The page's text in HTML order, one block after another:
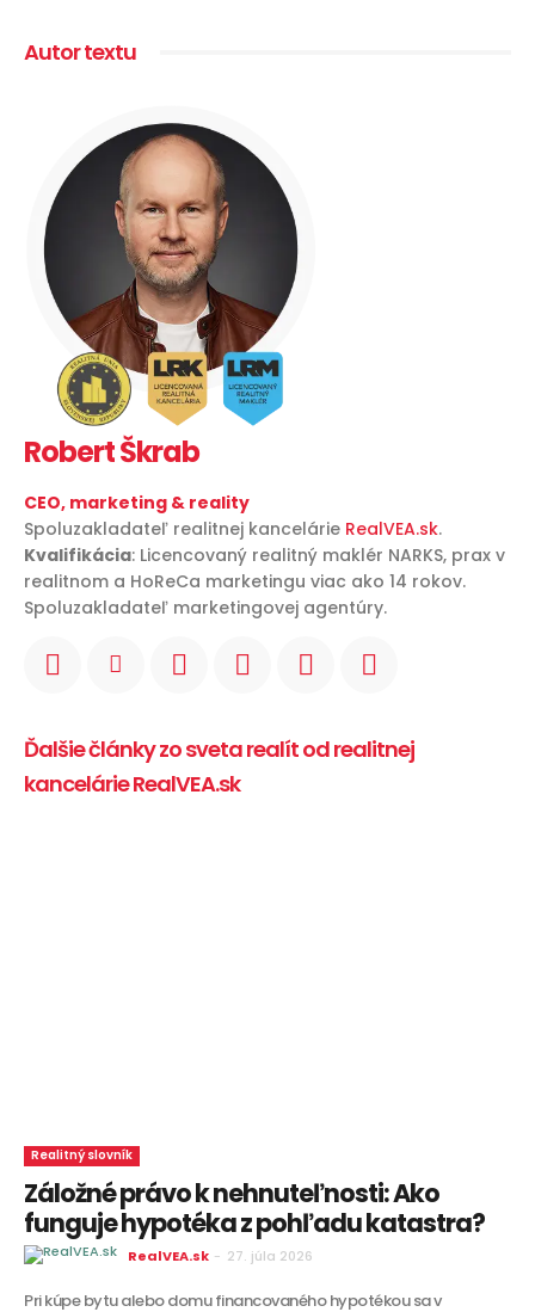
Autor textu
Robert Škrab
CEO, marketing & reality
Spoluzakladateľ realitnej kancelárie RealVEA.sk.
Kvalifikácia: Licencovaný realitný maklér NARKS, prax v
realitnom a HoReCa marketingu viac ako 14 rokov.
Spoluzakladateľ marketingovej agentúry.
Ďalšie články zo sveta realít od realitnej
kancelárie RealVEA.sk
Realitný slovník
Záložné právo k nehnuteľnosti: Ako
funguje hypotéka z pohľadu katastra?
RealVEA.sk - 27. júla 2026
Pri kúpe bytu alebo domu financovaného hypotékou sa v